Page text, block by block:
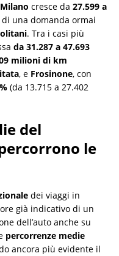
Milano cresce da 27.599 a
di una domanda ormai
. Tra i casi più
da 31.287 a 47.693
milioni di km
, e Frosinone, con
(da 13.715 a 27.402
del
le
dei viaggi in
già indicativo di un
dell’auto anche su
percorrenze medie
ancora più evidente il